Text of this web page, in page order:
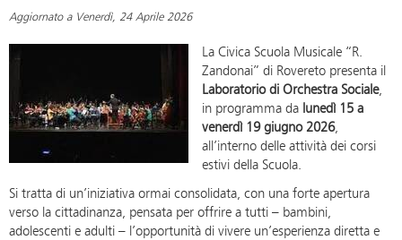
Aggiornato a Venerdì, 24 Aprile 2026
La Civica Scuola Musicale “R.
Zandonai” di Rovereto presenta il
Laboratorio di Orchestra Sociale,
in programma da lunedì 15 a
venerdì 19 giugno 2026,
all’interno delle attività dei corsi
estivi della Scuola.
Si tratta di un’iniziativa ormai consolidata, con una forte apertura
verso la cittadinanza, pensata per offrire a tutti – bambini,
adolescenti e adulti – l’opportunità di vivere un’esperienza diretta e